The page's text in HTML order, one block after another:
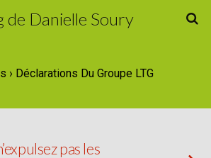
de Danielle Soury
› Déclarations Du Groupe LTG
pas les